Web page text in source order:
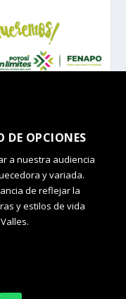
DE OPCIONES
a nuestra audiencia
y variada.
de reflejar la
y estilos de vida